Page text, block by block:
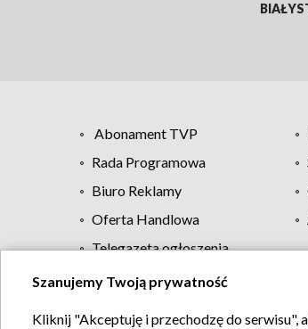
Abonament TVP
Rada Programowa
Biuro Reklamy
Oferta Handlowa
Telegazeta ogłoszenia
Szanujemy Twoją prywatność
Kliknij "Akceptuję i przechodzę do serwisu",